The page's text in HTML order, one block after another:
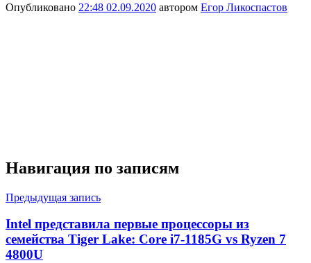
Опубликовано 22:48 02.09.2020 автором Егор Ликоспастов
Навигация по записям
Предыдущая запись
Intel представила первые процессоры из
семейства Tiger Lake: Core i7-1185G vs Ryzen 7
4800U